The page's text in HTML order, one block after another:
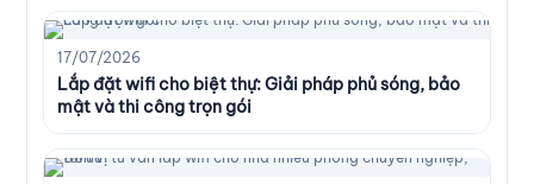
17/07/2026
Lắp đặt wifi cho biệt thự: Giải pháp phủ sóng, bảo
mật và thi công trọn gói